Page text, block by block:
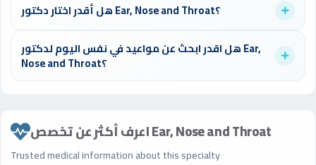
المتاح، وأكد الحجز. ستصلك رسالة تأكيد فوراً.
هل أقدر اختار دكتور Ear, Nose and Throat؟
المؤهلات، والموقع الجغرافي المناسب لك.
هل اقدر ابحث عن مواعيد في نفس اليوم لدكتور Ear,
Nose and Throat؟
اعرف أكثر عن تخصص Ear, Nose and Throat
Trusted medical information about this specialty